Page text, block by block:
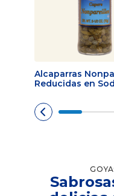
Alcaparras
Reducidas en
GOYA